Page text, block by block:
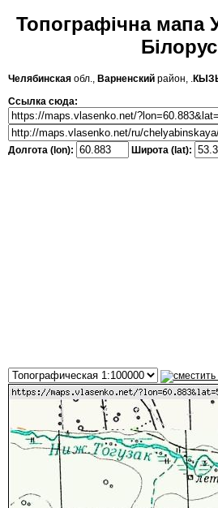
Топографічна мапа
Челябинская обл., Варненский район, .
Ссылка сюда:
Долгота (lon): Широта (lat):